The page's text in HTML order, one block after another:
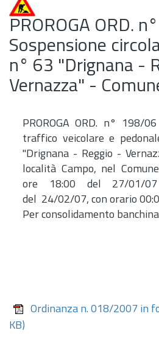
PROROGA ORD.
Sospensione
n° 63 "Drignana -
Vernazza" -
PROROGA ORD. n° 198/
traffico veicolare e
"Drignana - Reggio -
località Campo, nel
ore 18:00 del 27/01/
del 24/02/07, con orario
Per consolidamento
Ordinanza n. 018/2007 in
KB)